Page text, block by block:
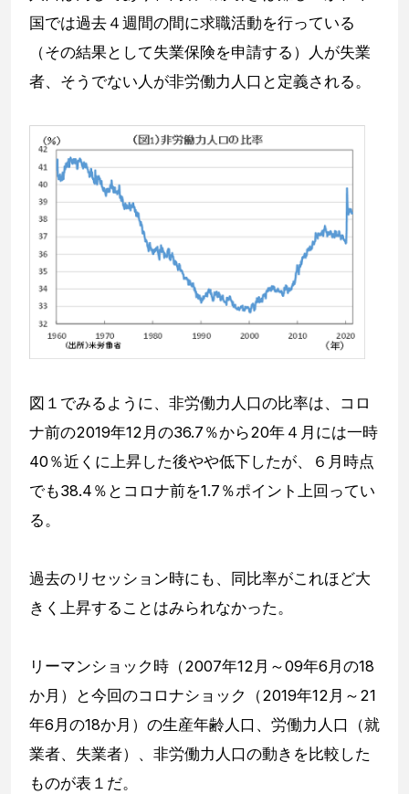
国では過去４週間の間に求職活動を行っている
（その結果として失業保険を申請する）人が失業
者、そうでない人が非労働力人口と定義される。
図１でみるように、非労働力人口の比率は、コロ
ナ前の2019年12月の36.7％から20年４月には一時
40％近くに上昇した後やや低下したが、６月時点
でも38.4％とコロナ前を1.7％ポイント上回ってい
る。
過去のリセッション時にも、同比率がこれほど大
きく上昇することはみられなかった。
リーマンショック時（2007年12月～09年6月の18
か月）と今回のコロナショック（2019年12月～21
年6月の18か月）の生産年齢人口、労働力人口（就
業者、失業者）、非労働力人口の動きを比較した
ものが表１だ。